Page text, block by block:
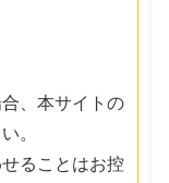
、本サイトの
。
ることはお控